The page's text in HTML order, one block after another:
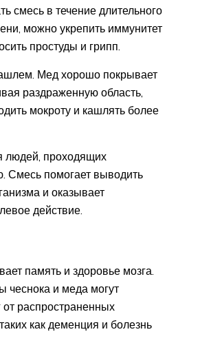
смесь в течение длительного
можно укрепить иммунитет
простуды и грипп.
Мед хорошо покрывает
раздраженную область,
мокроту и кашлять более
людей, проходящих
Смесь помогает выводить
и оказывает
действие.
память и здоровье мозга.
чеснока и меда могут
от распространенных
как деменция и болезнь